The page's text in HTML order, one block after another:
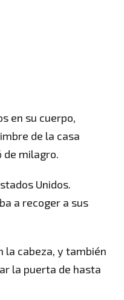
en su cuerpo,
de la casa
de milagro.
Unidos.
a recoger a sus
la cabeza, y también
la puerta de hasta